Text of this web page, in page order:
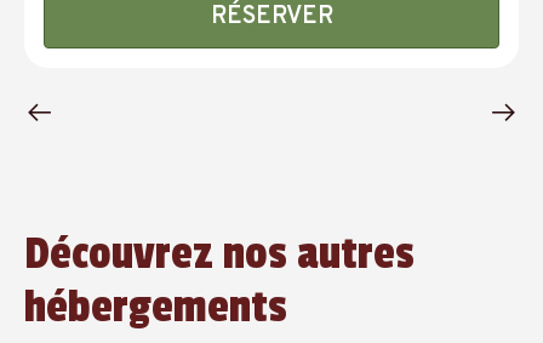
RÉSERVER
Découvrez nos autres
hébergements